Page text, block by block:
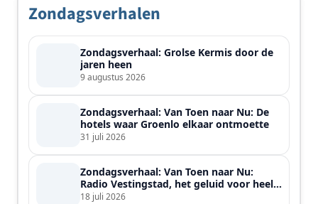
Zondagsverhalen
Zondagsverhaal: Grolse Kermis door de
jaren heen
9 augustus 2026
Zondagsverhaal: Van Toen naar Nu: De
hotels waar Groenlo elkaar ontmoette
31 juli 2026
Zondagsverhaal: Van Toen naar Nu:
Radio Vestingstad, het geluid voor heel
de streek
18 juli 2026